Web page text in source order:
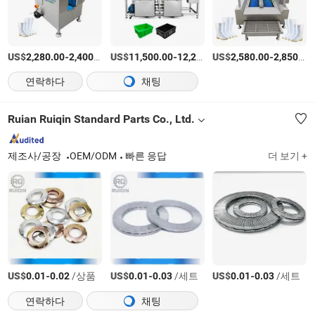
US$2,280.00-2,400.00 /상품
US$11,500.00-12,210.00 /상품
US$2,580.00-2,850.00
연락하다
채팅
Ruian Ruiqin Standard Parts Co., Ltd.
제조사/공장 OEM/ODM 빠른 응답 더 보기 +
US$0.01-0.02/상품 US$0.01-0.03/세트 US$0.01-0.03/세트
연락하다
채팅